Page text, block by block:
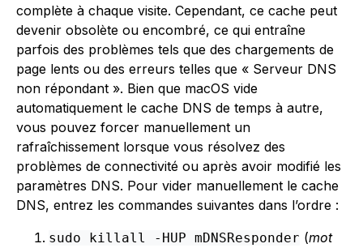
complète à chaque visite. Cependant, ce cache peut
devenir obsolète ou encombré, ce qui entraîne
parfois des problèmes tels que des chargements de
page lents ou des erreurs telles que « Serveur DNS
non répondant ». Bien que macOS vide
automatiquement le cache DNS de temps à autre,
vous pouvez forcer manuellement un
rafraîchissement lorsque vous résolvez des
problèmes de connectivité ou après avoir modifié les
paramètres DNS. Pour vider manuellement le cache
DNS, entrez les commandes suivantes dans l’ordre :
sudo killall -HUP mDNSResponder (mot